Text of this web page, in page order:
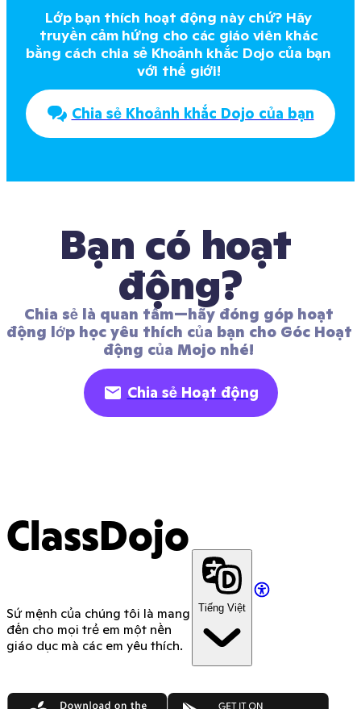
Lớp bạn thích hoạt động này chứ? Hãy
truyền cảm hứng cho các giáo viên khác
bằng cách chia sẻ Khoảnh khắc Dojo của bạn
với thế giới!
Chia sẻ Khoảnh khắc Dojo của bạn
Bạn có hoạt
động?
Chia sẻ là quan tâm—hãy đóng góp hoạt
động lớp học yêu thích của bạn cho Góc Hoạt
động của Mojo nhé!
Chia sẻ Hoạt động
ClassDojo
Sứ mệnh của chúng tôi là mang
đến cho mọi trẻ em một nền
giáo dục mà các em yêu thích.
Tiếng Việt
App Store Google Play